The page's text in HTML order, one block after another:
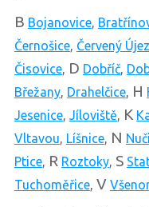
B Bojanovice,
Černošice, Červený
Čisovice, D Dobříč,
Břežany, Drahelčice, H
Jesenice, Jíloviště, K
Vltavou, Líšnice, N
Ptice, R Roztoky, S
Tuchoměřice, V